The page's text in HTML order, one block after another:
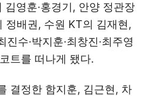
김영훈·홍경기, 안양 정관장
정배권, 수원 KT의 김재현,
수·박지훈·최창진·최주영
트를 떠나게 됐다.
결정한 함지훈, 김근현, 차